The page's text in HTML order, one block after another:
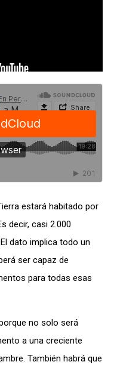
estará habitado por
decir, casi 2.000
dato implica todo un
ser capaz de
para todas esas
no solo será
a una creciente
También habrá que